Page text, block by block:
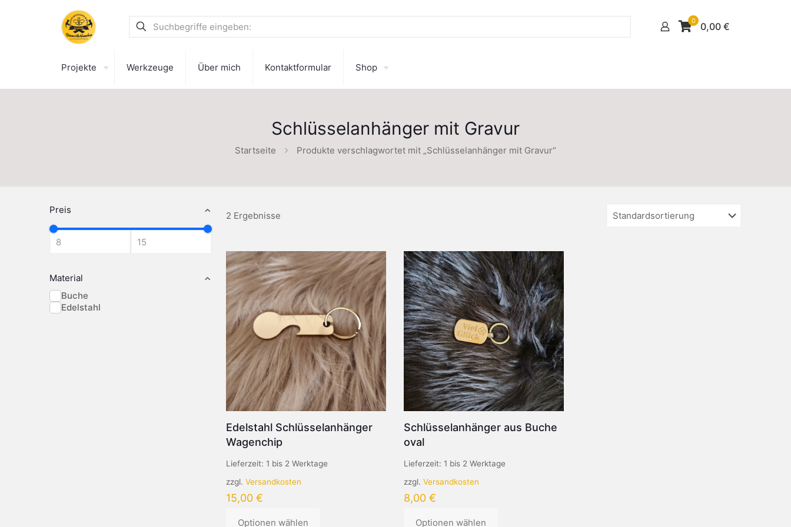
0 0,00 €
Projekte Werkzeuge Über mich Kontaktformular Shop
Schlüsselanhänger mit Gravur
Startseite Produkte verschlagwortet mit „Schlüsselanhänger mit Gravur“
Preis
Material
Buche
Edelstahl
2 Ergebnisse
Edelstahl Schlüsselanhänger
Wagenchip
Lieferzeit: 1 bis 2 Werktage
zzgl. Versandkosten
15,00 €
Optionen wählen
Schlüsselanhänger aus Buche
oval
Lieferzeit: 1 bis 2 Werktage
zzgl. Versandkosten
8,00 €
Optionen wählen